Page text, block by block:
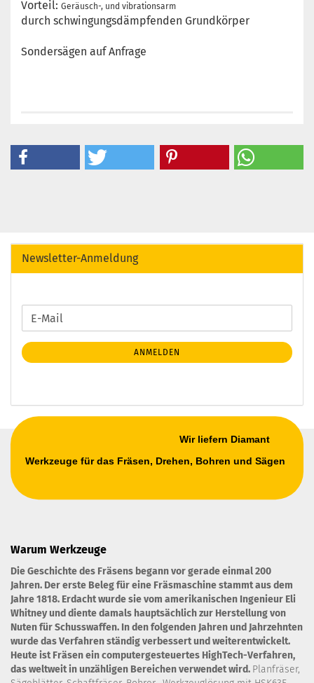
Vorteil: Geräusch-, und vibrationsarm
durch schwingungsdämpfenden Grundkörper
Sondersägen auf Anfrage
Newsletter-Anmeldung
WEITER
ZUR
NEWSLETTER-
ANMELDUNG
E-
Mail
ANMELDEN
Wir liefern Diamant
Werkzeuge für das Fräsen, Drehen, Bohren und Sägen
Warum Werkzeuge
Die Geschichte des Fräsens begann vor gerade einmal 200
Jahren. Der erste Beleg für eine Fräsmaschine stammt aus dem
Jahre 1818. Erdacht wurde sie vom amerikanischen Ingenieur Eli
Whitney und diente damals hauptsächlich zur Herstellung von
Nuten für Schusswaffen. In den folgenden Jahren und Jahrzehnten
wurde das Verfahren ständig verbessert und weiterentwickelt.
Heute ist Fräsen ein computergesteuertes HighTech-Verfahren,
das weltweit in unzähligen Bereichen verwendet wird. Planfräser,